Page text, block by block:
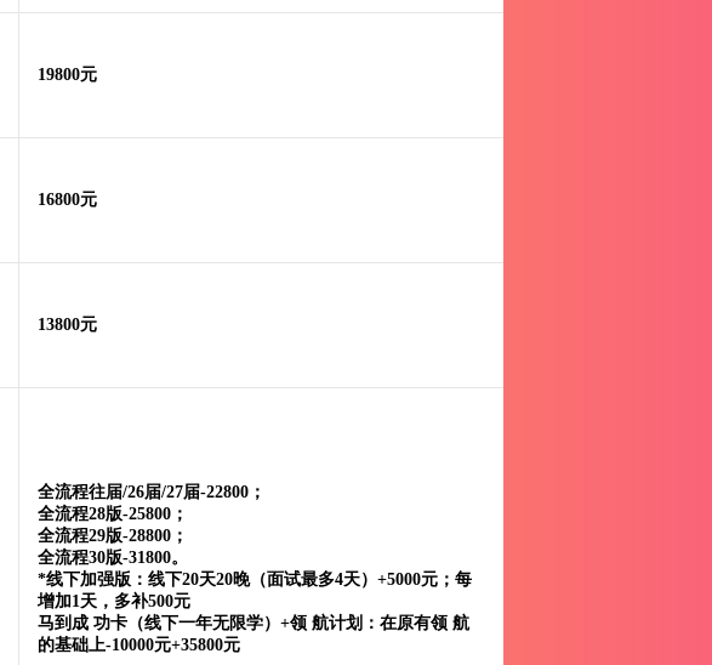
19800元
16800元
13800元
全流程往届/26届/27届-22800；
全流程28版-25800；
全流程29版-28800；
全流程30版-31800。
*线下加强版：线下20天20晚（面试最多4天）+5000元；每
增加1天，多补500元
马到成 功卡（线下一年无限学）+领 航计划：在原有领 航
的基础上-10000元+35800元